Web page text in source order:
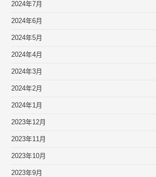
2024年7月
2024年6月
2024年5月
2024年4月
2024年3月
2024年2月
2024年1月
2023年12月
2023年11月
2023年10月
2023年9月